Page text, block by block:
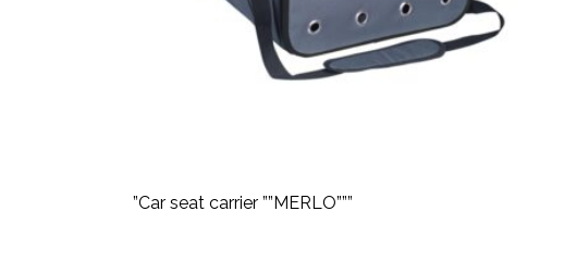
”Car seat carrier ””MERLO”””